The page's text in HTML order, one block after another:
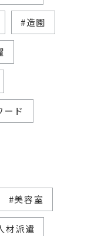
#造園
ード
#美容室
材派遣